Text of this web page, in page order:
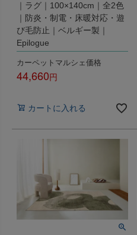
｜ラグ｜100×140cm｜全2色
｜防炎・制電・床暖対応・遊
び毛防止｜ベルギー製｜
Epilogue
カーペットマルシェ価格
44,660
カートに入れる